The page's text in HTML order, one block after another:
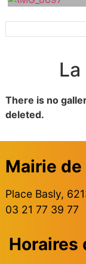
There is no
deleted.
Mairie
Place Basly,
03 21 77 39 77
Horaires